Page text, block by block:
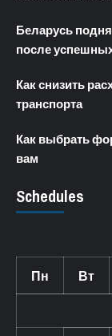
Беларусь
после
Как снизить
транспорта
Как выбрать
вам
Schedules
Пн Вт